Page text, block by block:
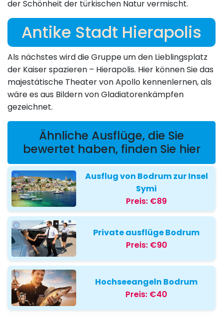
der Schönheit der türkischen Natur vermischt.
Antike Stadt Hierapolis
Als nächstes wird die Gruppe um den Lieblingsplatz
der Kaiser spazieren – Hierapolis. Hier können Sie das
majestätische Theater von Apollo kennenlernen, als
wäre es aus Bildern von Gladiatorenkämpfen
gezeichnet.
Ähnliche Ausflüge, die Sie
bewertet haben, finden Sie hier
Ausflug von Bodrum zur Insel
Symi
Preis: €89
Private ausflüge Bodrum
Preis: €90
Hochseeangeln Bodrum
Preis: €40